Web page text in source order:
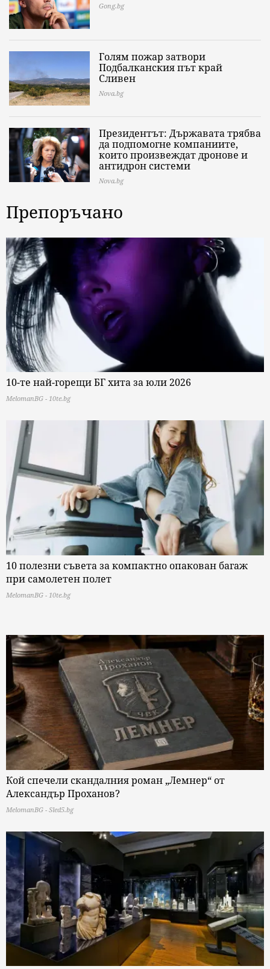
Gong.bg
Голям пожар затвори
Подбалканския път край
Сливен
Nova.bg
Президентът: Държавата трябва
да подпомогне компаниите,
които произвеждат дронове и
антидрон системи
Nova.bg
Препоръчано
10-те най-горещи БГ хита за юли 2026
MelomanBG - 10te.bg
10 полезни съвета за компактно опакован багаж
при самолетен полет
MelomanBG - 10te.bg
Кой спечели скандалния роман „Лемнер“ от
Александър Проханов?
MelomanBG - Sled5.bg